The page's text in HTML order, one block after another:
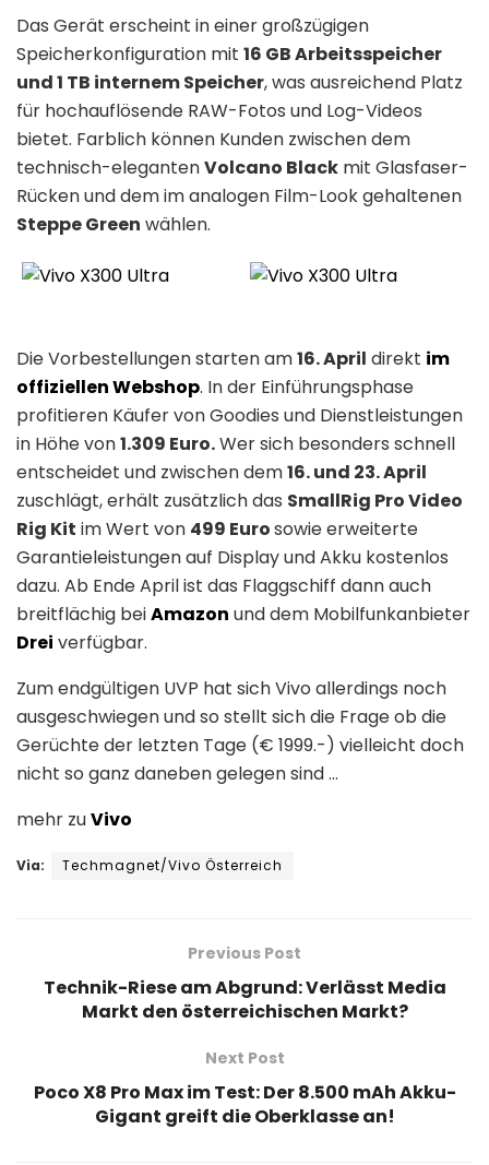
Das Gerät erscheint in einer großzügigen
Speicherkonfiguration mit 16 GB Arbeitsspeicher
und 1 TB internem Speicher, was ausreichend Platz
für hochauflösende RAW-Fotos und Log-Videos
bietet. Farblich können Kunden zwischen dem
technisch-elegantenVolcano Black mit Glasfaser-
Rücken und dem im analogen Film-Look gehaltenen
Steppe Green wählen.
Die Vorbestellungen starten am16. April direkt im
offiziellen Webshop. In der Einführungsphase
profitieren Käufer von Goodies und Dienstleistungen
in Höhe von1.309 Euro.Wer sich besonders schnell
entscheidet und zwischen dem16. und 23. April
zuschlägt, erhält zusätzlich das SmallRig Pro Video
Rig Kit im Wert von 499 Eurosowie erweiterte
Garantieleistungen auf Display und Akku kostenlos
dazu. Ab Ende April ist das Flaggschiff dann auch
breitflächig beiAmazon und dem Mobilfunkanbieter
Drei verfügbar.
Zum endgültigen UVP hat sich Vivo allerdings noch
ausgeschwiegen und so stellt sich die Frage ob die
Gerüchte der letzten Tage (€ 1999.-) vielleicht doch
nicht so ganz daneben gelegen sind …
mehr zuVivo
Via: Techmagnet/Vivo Österreich
Previous Post
Technik-Riese am Abgrund: Verlässt Media
Markt den österreichischen Markt?
Next Post
Poco X8 Pro Max im Test: Der 8.500 mAh Akku-
Gigant greift die Oberklasse an!